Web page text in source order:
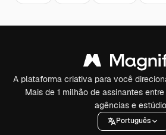
A plataforma criativa para você
Mais de 1 milhão de assinantes
agências e
Português